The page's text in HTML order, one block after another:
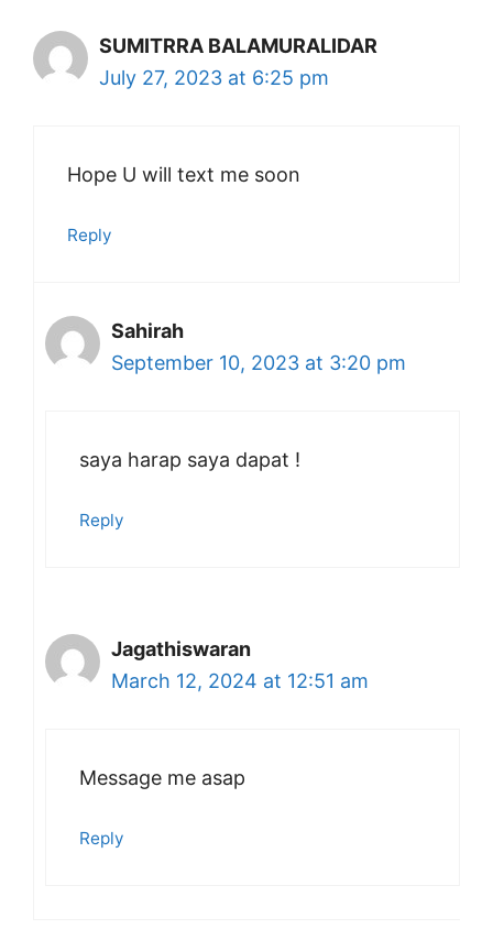
SUMITRRA BALAMURALIDAR
July 27, 2023 at 6:25 pm
Hope U will text me soon
Reply
Sahirah
September 10, 2023 at 3:20 pm
saya harap saya dapat !
Reply
Jagathiswaran
March 12, 2024 at 12:51 am
Message me asap
Reply